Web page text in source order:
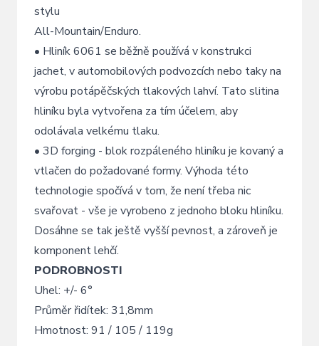
stylu
All-Mountain/Enduro.
• Hliník 6061 se běžně používá v konstrukci
jachet, v automobilových podvozcích nebo taky na
výrobu potápěčských tlakových lahví. Tato slitina
hliníku byla vytvořena za tím účelem, aby
odolávala velkému tlaku.
• 3D forging - blok rozpáleného hliníku je kovaný a
vtlačen do požadované formy. Výhoda této
technologie spočívá v tom, že není třeba nic
svařovat - vše je vyrobeno z jednoho bloku hliníku.
Dosáhne se tak ještě vyšší pevnost, a zároveň je
komponent lehčí.
PODROBNOSTI
Uhel: +/- 6°
Průměr řidítek: 31,8mm
Hmotnost: 91 / 105 / 119g